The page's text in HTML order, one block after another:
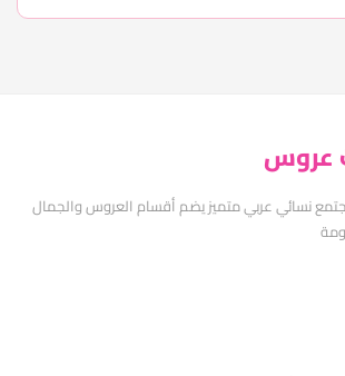
عروس
نسائي عربي متميز يضم أقسام العروس والجمال